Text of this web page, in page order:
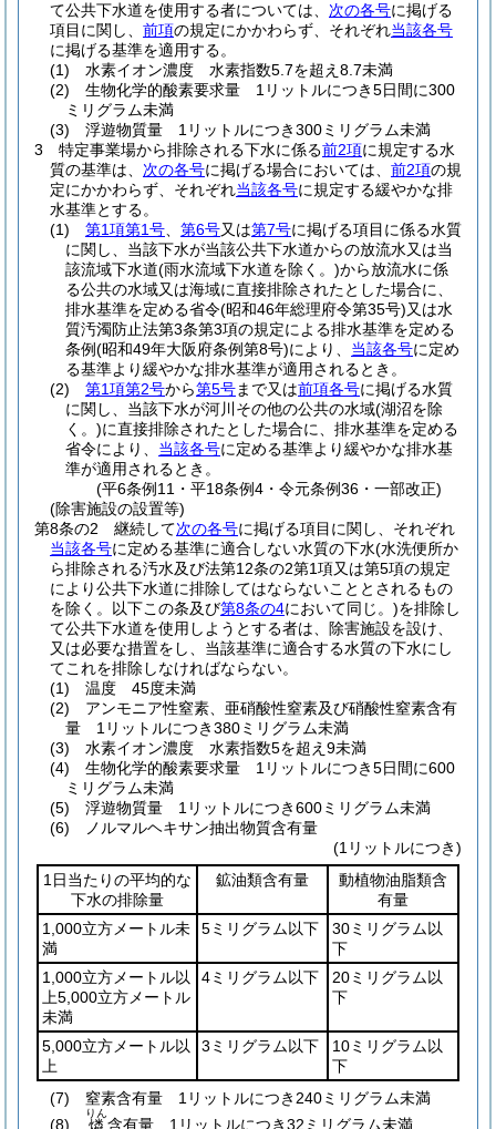
て公共下水道を使用する者については、 次の各号に掲げる
項目に関し、 前項の規定にかかわらず、それぞれ当該各号
に掲げる基準を適用する。
(1)
水素イオン濃度 水素指数5.7を超え8.7未満
(2)
生物化学的酸素要求量 1リットルにつき5日間に300
ミリグラム未満
(3)
浮遊物質量 1リットルにつき300ミリグラム未満
3
特定事業場から排除される下水に係る前2項に規定する水
質の基準は、 次の各号に掲げる場合においては、 前2項の規
定にかかわらず、それぞれ当該各号に規定する緩やかな排
水基準とする。
(1)
第1項第1号 第6号又は第7号に掲げる項目に係る水質
に関し、当該下水が当該公共下水道からの放流水又は当
該流域下水道(雨水流域下水道を除く。)から放流水に係
る公共の水域又は海域に直接排除されたとした場合に、
排水基準を定める省令(昭和46年総理府令第35号)又は水
質汚濁防止法第3条第3項の規定による排水基準を定める
条例(昭和49年大阪府条例第8号)により、 当該各号に定め
る基準より緩やかな排水基準が適用されるとき。
(2)
第1項第2号から第5号まで又は前項各号に掲げる水質
に関し、当該下水が河川その他の公共の水域(湖沼を除
く。)に直接排除されたとした場合に、排水基準を定める
省令により、 当該各号に定める基準より緩やかな排水基
準が適用されるとき。
(平6条例11・平18条例4・令元条例36・一部改正)
(除害施設の設置等)
第8条の2
継続して次の各号に掲げる項目に関し、それぞれ
当該各号に定める基準に適合しない水質の下水(水洗便所か
ら排除される汚水及び法第12条の2第1項又は第5項の規定
により公共下水道に排除してはならないこととされるもの
を除く。以下この条及び第8条の4において同じ。)を排除し
て公共下水道を使用しようとする者は、除害施設を設け、
又は必要な措置をし、当該基準に適合する水質の下水にし
てこれを排除しなければならない。
(1)
温度 45度未満
(2)
アンモニア性窒素、亜硝酸性窒素及び硝酸性窒素含有
量 1リットルにつき380ミリグラム未満
(3)
水素イオン濃度 水素指数5を超え9未満
(4)
生物化学的酸素要求量 1リットルにつき5日間に600
ミリグラム未満
(5)
浮遊物質量 1リットルにつき600ミリグラム未満
(6)
ノルマルヘキサン抽出物質含有量
(1リットルにつき)
1日当たりの平均的な
下水の排除量
鉱油類含有量
動植物油脂類含
有量
1,000立方メートル未
満
5ミリグラム以下
30ミリグラム以
下
1,000立方メートル以
上5,000立方メートル
未満
4ミリグラム以下
20ミリグラム以
下
5,000立方メートル以
上
3ミリグラム以下
10ミリグラム以
下
(7)
窒素含有量 1リットルにつき240ミリグラム未満
(8)
りん
含有量 1リットルにつき32ミリグラム未満